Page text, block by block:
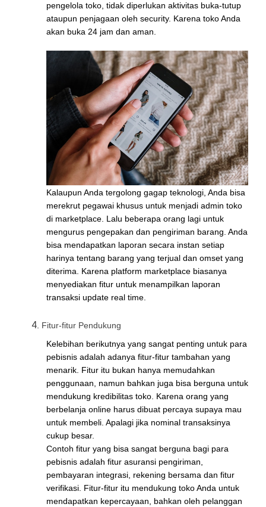
pengelola toko, tidak diperlukan aktivitas buka-tutup
ataupun penjagaan oleh security. Karena toko Anda
akan buka 24 jam dan aman.
Kalaupun Anda tergolong gagap teknologi, Anda bisa
merekrut pegawai khusus untuk menjadi admin toko
di marketplace. Lalu beberapa orang lagi untuk
mengurus pengepakan dan pengiriman barang. Anda
bisa mendapatkan laporan secara instan setiap
harinya tentang barang yang terjual dan omset yang
diterima. Karena platform marketplace biasanya
menyediakan fitur untuk menampilkan laporan
transaksi update real time.
Fitur-fitur Pendukung
Kelebihan berikutnya yang sangat penting untuk para
pebisnis adalah adanya fitur-fitur tambahan yang
menarik. Fitur itu bukan hanya memudahkan
penggunaan, namun bahkan juga bisa berguna untuk
mendukung kredibilitas toko. Karena orang yang
berbelanja online harus dibuat percaya supaya mau
untuk membeli. Apalagi jika nominal transaksinya
cukup besar.
Contoh fitur yang bisa sangat berguna bagi para
pebisnis adalah fitur asuransi pengiriman,
pembayaran integrasi, rekening bersama dan fitur
verifikasi. Fitur-fitur itu mendukung toko Anda untuk
mendapatkan kepercayaan, bahkan oleh pelanggan